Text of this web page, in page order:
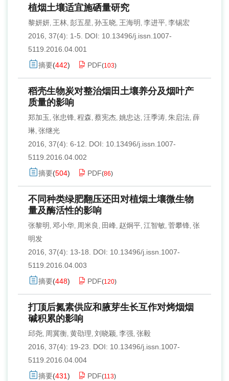
植烟土壤适宜施硒量研究
黎妍妍, 王林, 彭五星, 孙玉晓, 王海明 , 李进平, 李锡宏
2016, 37(4): 1-5.
DOI: 10.13496/j.issn.1007-
5119.2016.04.001
摘要(442) PDF(103)
稻壳生物炭对整治烟田土壤养分及烟叶产
质量的影响
郑加玉 , 张忠锋, 程森, 蔡宪杰, 姚忠达, 汪季涛, 朱启法, 薛
琳, 张继光
2016, 37(4): 6-12.
DOI: 10.13496/j.issn.1007-
5119.2016.04.002
摘要(504) PDF(86)
不同种类绿肥翻压还田对植烟土壤微生物
量及酶活性的影响
张黎明 , 邓小华, 周米良 , 田峰, 赵炯平, 江智敏, 菅攀锋, 张
明发
2016, 37(4): 13-18.
DOI: 10.13496/j.issn.1007-
5119.2016.04.003
摘要(448) PDF(120)
打顶后氮素供应和腋芽生长互作对烤烟烟
碱积累的影响
邱尧, 周冀衡, 黄劭理, 刘晓颖, 李强, 张毅
2016, 37(4): 19-23.
DOI: 10.13496/j.issn.1007-
5119.2016.04.004
摘要(431) PDF(113)